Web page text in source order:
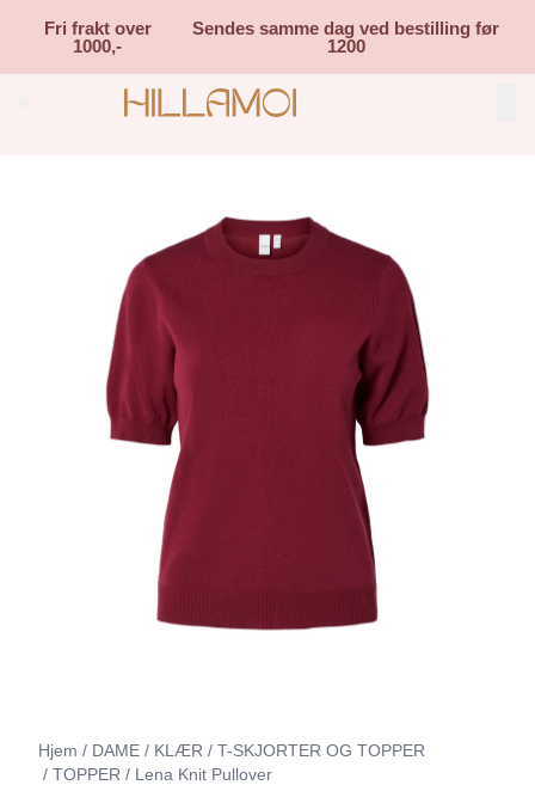
Fri frakt over
1000,-
Sendes samme dag ved bestilling før
1200
Search (⌘K)
Hjem / DAME / KLÆR / T-SKJORTER OG TOPPER
/ TOPPER / Lena Knit Pullover